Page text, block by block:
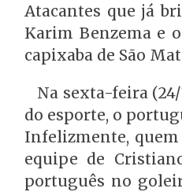
Atacantes que já
Karim Benzema e
capixaba de São
Na sexta-feira
do esporte, o
Infelizmente,
equipe de
português no